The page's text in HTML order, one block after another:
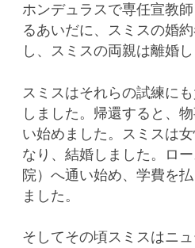
ホンデュラスで専任宣教
るあいだに、スミスの婚
し、スミスの両親は離婚し
スミスはそれらの試練に
しました。帰還すると、
い始めました。スミスは
なり、結婚しました。ロ
院）へ通い始め、学費を
ました。
そしてその頃スミスはニ